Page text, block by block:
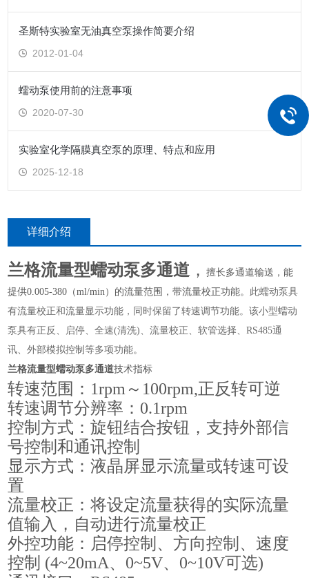
圣斯特实验室无油真空泵操作简要介绍
2012-01-04
蠕动泵使用前的注意事项
2020-07-30
实验室化学隔膜真空泵的原理、特点和应用
2025-12-18
详细介绍
兰格流量型蠕动泵多通道 ，擅长多通道输送，能
提供0.005-380（ml/min）的流量范围，带流量校正功能。 此蠕动泵具
有流量校正和流量显示功能，同时保留了转速调节功能。该小型蠕动
泵具有正反、启停、全速(清洗)、流量校正、软管选择、RS485通
讯、外部模拟控制等多项功能。
兰格流量型蠕动泵多通道技术指标
转速范围：1rpm～100rpm,正反转可逆
转速调节分辨率：0.1rpm
控制方式：旋钮结合按钮，支持外部信
号控制和通讯控制
显示方式：液晶屏显示流量或转速可设
置
流量校正：将设定流量获得的实际流量
值输入，自动进行流量校正
外控功能：启停控制、方向控制、速度
控制 (4~20mA、0~5V、0~10V可选)